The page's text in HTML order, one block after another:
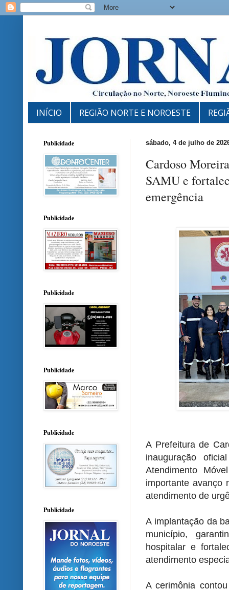
INÍCIO REGIÃO NORTE E NOROESTE
sábado, 4 de julho de
Cardoso
SAMU e
emergência
A Prefeitura de
inauguração
Atendimento
importante avanço
atendimento de
A implantação da
município,
hospitalar e
atendimento
A cerimônia
Publicidade
Publicidade
Publicidade
Publicidade
Publicidade
Publicidade